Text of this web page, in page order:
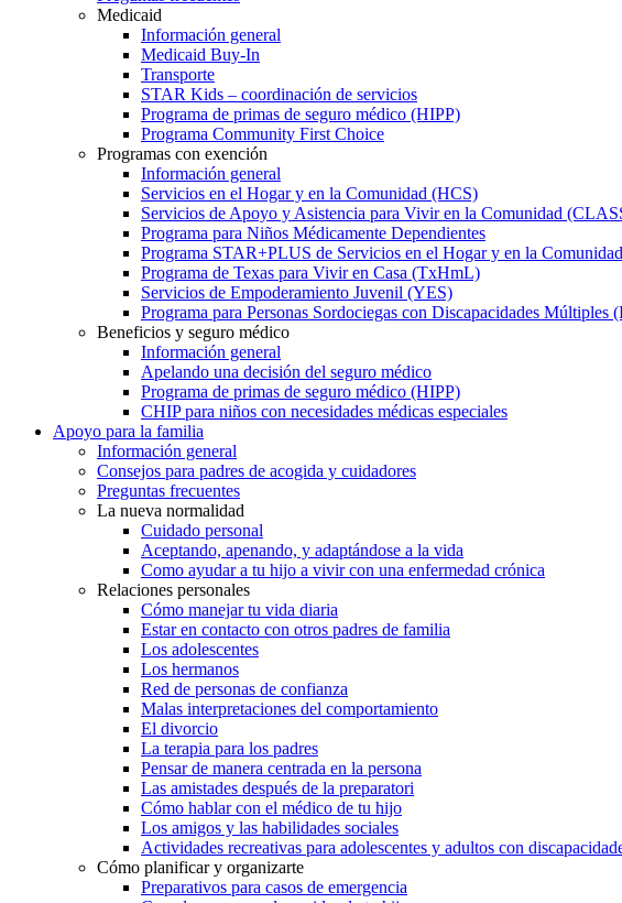
Medicaid
Información general
Medicaid Buy-In
Transporte
STAR Kids – coordinación de servicios
Programa de primas de seguro médico (HIPP)
Programa Community First Choice
Programas con exención
Información general
Servicios en el Hogar y en la Comunidad (HCS)
Servicios de Apoyo y Asistencia para Vivir en la Comunidad
Programa para Niños Médicamente Dependientes
Programa STAR+PLUS de Servicios en el Hogar y en la
Programa de Texas para Vivir en Casa (TxHmL)
Servicios de Empoderamiento Juvenil (YES)
Programa para Personas Sordociegas con Discapacidades Múltiples
Beneficios y seguro médico
Información general
Apelando una decisión del seguro médico
Programa de primas de seguro médico (HIPP)
CHIP para niños con necesidades médicas especiales
Apoyo para la familia
Información general
Consejos para padres de acogida y cuidadores
Preguntas frecuentes
La nueva normalidad
Cuidado personal
Aceptando, apenando, y adaptándose a la vida
Como ayudar a tu hijo a vivir con una enfermedad crónica
Relaciones personales
Cómo manejar tu vida diaria
Estar en contacto con otros padres de familia
Los adolescentes
Los hermanos
Red de personas de confianza
Malas interpretaciones del comportamiento
El divorcio
La terapia para los padres
Pensar de manera centrada en la persona
Las amistades después de la preparatori
Cómo hablar con el médico de tu hijo
Los amigos y las habilidades sociales
Actividades recreativas para adolescentes y adultos con
Cómo planificar y organizarte
Preparativos para casos de emergencia